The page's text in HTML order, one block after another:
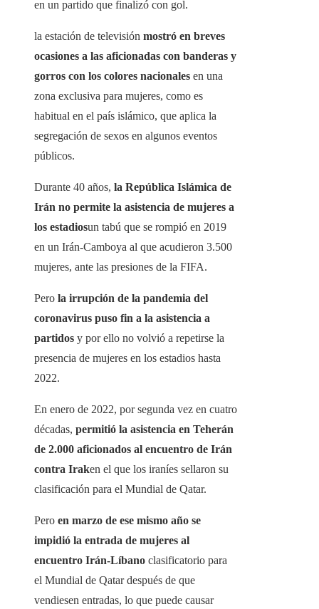
en un partido que finalizó con gol.
la estación de televisión mostró en breves
ocasiones a las aficionadas con banderas y
gorros con los colores nacionales en una
zona exclusiva para mujeres, como es
habitual en el país islámico, que aplica la
segregación de sexos en algunos eventos
públicos.
Durante 40 años, la República Islámica de
Irán no permite la asistencia de mujeres a
los estadiosun tabú que se rompió en 2019
en un Irán-Camboya al que acudieron 3.500
mujeres, ante las presiones de la FIFA.
Pero la irrupción de la pandemia del
coronavirus puso fin a la asistencia a
partidos y por ello no volvió a repetirse la
presencia de mujeres en los estadios hasta
2022.
En enero de 2022, por segunda vez en cuatro
décadas, permitió la asistencia en Teherán
de 2.000 aficionados al encuentro de Irán
contra Iraken el que los iraníes sellaron su
clasificación para el Mundial de Qatar.
Pero en marzo de ese mismo año se
impidió la entrada de mujeres al
encuentro Irán-Líbano clasificatorio para
el Mundial de Qatar después de que
vendiesen entradas, lo que puede causar